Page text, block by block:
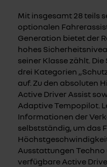
Mit insgesamt 28 teils
optionalen
Generation bietet der
hohes
seiner Klasse zählt.
drei Kategorien
auf. Zu den absoluten
Active Driver Assist
Adaptive Tempopilot.
Informationen der
selbstständig, um das
Ausstattungen Techno
verfügbare Active